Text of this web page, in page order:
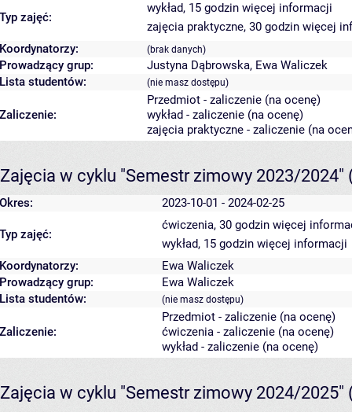
Typ zajęć:
wykład, 15 godzin więcej informacji
zajęcia praktyczne, 30 godzin więcej
Koordynatorzy:
(brak danych)
Prowadzący grup: Justyna Dąbrowska, Ewa Waliczek
Lista studentów:
(nie masz dostępu)
Zaliczenie:
Przedmiot - zaliczenie (na ocenę)
wykład - zaliczenie (na ocenę)
zajęcia praktyczne - zaliczenie (na
Zajęcia w cyklu "Semestr zimowy 2023/2024"
Okres: 2023-10-01 - 2024-02-25
Typ zajęć:
ćwiczenia, 30 godzin więcej
wykład, 15 godzin więcej informacji
Koordynatorzy:
Ewa Waliczek
Prowadzący grup:
Ewa Waliczek
Lista studentów:
(nie masz dostępu)
Zaliczenie:
Przedmiot - zaliczenie (na ocenę)
ćwiczenia - zaliczenie (na ocenę)
wykład - zaliczenie (na ocenę)
Zajęcia w cyklu "Semestr zimowy 2024/2025"